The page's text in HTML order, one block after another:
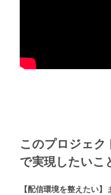
このプロジェク
で実現したいこ
【配信環境を整えたい】